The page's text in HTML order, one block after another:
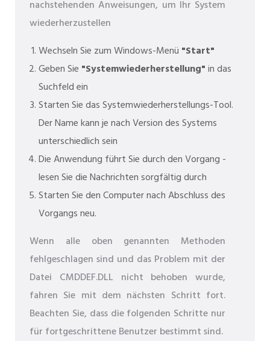
nachstehenden Anweisungen, um Ihr System
wiederherzustellen
Wechseln Sie zum Windows-Menü "Start"
Geben Sie "Systemwiederherstellung"in das
Suchfeld ein
Starten Sie das Systemwiederherstellungs-Tool.
Der Name kann je nach Version des Systems
unterschiedlich sein
Die Anwendung führt Sie durch den Vorgang -
lesen Sie die Nachrichten sorgfältig durch
Starten Sie den Computer nach Abschluss des
Vorgangs neu.
Wenn alle oben genannten Methoden
fehlgeschlagen sind und das Problem mit der
Datei CMDDEF.DLL nicht behoben wurde,
fahren Sie mit dem nächsten Schritt fort.
Beachten Sie, dass die folgenden Schritte nur
für fortgeschrittene Benutzer bestimmt sind.